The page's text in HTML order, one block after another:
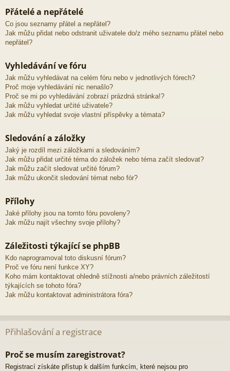
Přátelé a nepřátelé
Co jsou seznamy přátel a nepřátel?
Jak můžu přidat nebo odstranit uživatele do/z mého seznamu přátel nebo
nepřátel?
Vyhledávání ve fóru
Jak můžu vyhledávat na celém fóru nebo v jednotlivých fórech?
Proč moje vyhledávání nic nenašlo?
Proč se mi po vyhledávání zobrazí prázdná stránka!?
Jak můžu vyhledat určité uživatele?
Jak můžu vyhledat svoje vlastní příspěvky a témata?
Sledování a záložky
Jaký je rozdíl mezi záložkami a sledováním?
Jak můžu přidat určité téma do záložek nebo téma začít sledovat?
Jak můžu začít sledovat určité fórum?
Jak můžu ukončit sledování témat nebo fór?
Přílohy
Jaké přílohy jsou na tomto fóru povoleny?
Jak můžu najít všechny svoje přílohy?
Záležitosti týkající se phpBB
Kdo naprogramoval toto diskusní fórum?
Proč ve fóru není funkce XY?
Koho mám kontaktovat ohledně stížnosti a/nebo právních záležitostí
týkajících se tohoto fóra?
Jak můžu kontaktovat administrátora fóra?
Přihlašování a registrace
Proč se musím zaregistrovat?
Registrací získáte přístup k dalším funkcím, které nejsou pro